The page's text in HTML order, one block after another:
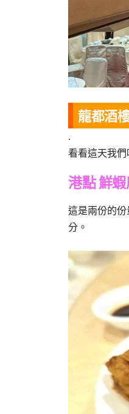
龍都酒
.
看看這天我們
港點 鮮
這是兩份的
分。